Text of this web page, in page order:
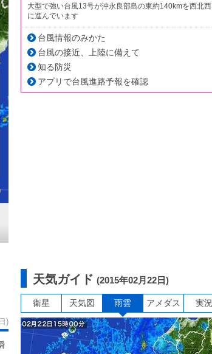
)
大型で強い台風13号が沖永良部島の東約140kmを西北西
に進んでいます
台風情報のみかた
台風の接近、上陸に備えて
知る防災
アプリで台風進路予報を確認
天気ガイド (2015年02月22日)
衛星 天気図 雨雲 アメダス 実況